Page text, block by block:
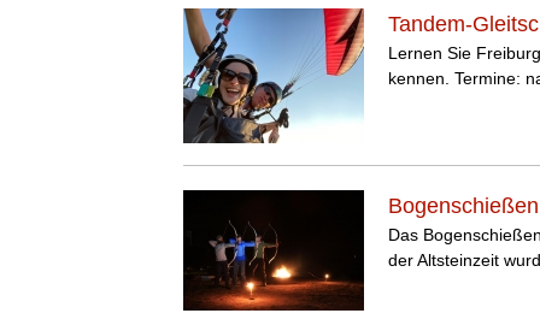
Tandem-
Lernen Sie
kennen. Termine:
Bogenschießen
Das
der Altsteinzeit